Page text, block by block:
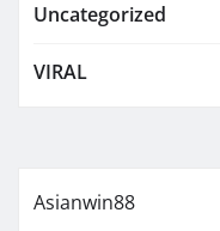
Uncategorized
VIRAL
Asianwin88